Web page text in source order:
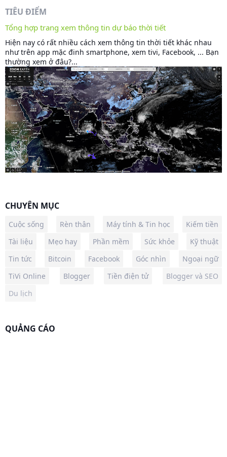
TIÊU ĐIỂM
Tổng hợp trang xem thông tin dự báo thời tiết
Hiện nay có rất nhiều cách xem thông tin thời tiết khác nhau
như trên app mặc đinh smartphone, xem tivi, Facebook, ... Bạn
thường xem ở đâu?...
CHUYÊN MỤC
Cuộc sống Rèn thân Máy tính & Tin học
Kiếm tiền
Tài liệu
Mẹo hay Phần mềm Sức khỏe
Kỹ thuật
Tin tức
Bitcoin Facebook Góc nhìn
Ngoại ngữ
TiVi Online
Blogger Tiền điện tử
Blogger và SEO
Du lịch
QUẢNG CÁO